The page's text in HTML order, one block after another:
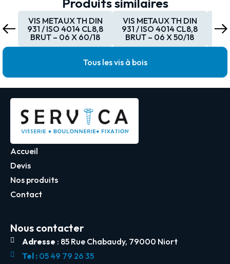
VIS METAUX TH DIN
931 / ISO 4014 CL8,8
BRUT – 06 X 60/18
VIS METAUX TH DIN
931 / ISO 4014 CL8,8
BRUT – 06 X 50/18
Tous les vis à bois
Accueil
Devis
Nos produits
Contact
Nous contacter
Adresse : 85 Rue Chabaudy, 79000 Niort
Tel :05 49 79 26 35